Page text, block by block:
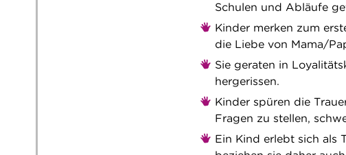
Schulen und Abläufe
Kinder merken zum
die Liebe von Mama/
Sie geraten in
hergerissen.
Kinder spüren die
Fragen zu stellen,
Ein Kind erlebt sich als